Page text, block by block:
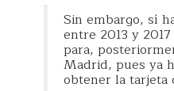
Sin embargo, sí
entre 2013 y
para,
Madrid, pues ya
obtener la tarjeta